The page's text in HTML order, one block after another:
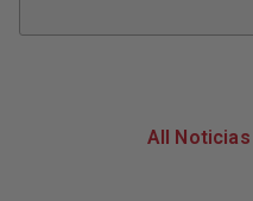
All